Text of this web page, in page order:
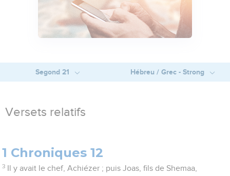
Segond 21 Hébreu / Grec - Strong
Versets relatifs
1 Chroniques 12
3
Il y avait le chef, Achiézer ; puis Joas, fils de Shemaa,